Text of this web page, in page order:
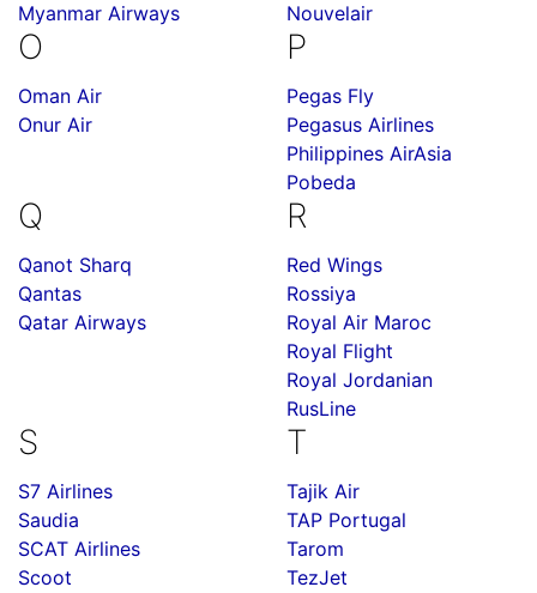
Myanmar Airways
Nouvelair
O
Oman Air
Onur Air
P
Pegas Fly
Pegasus Airlines
Philippines AirAsia
Pobeda
Q
Qanot Sharq
Qantas
Qatar Airways
R
Red Wings
Rossiya
Royal Air Maroc
Royal Flight
Royal Jordanian
RusLine
S
S7 Airlines
Saudia
SCAT Airlines
Scoot
T
Tajik Air
TAP Portugal
Tarom
TezJet